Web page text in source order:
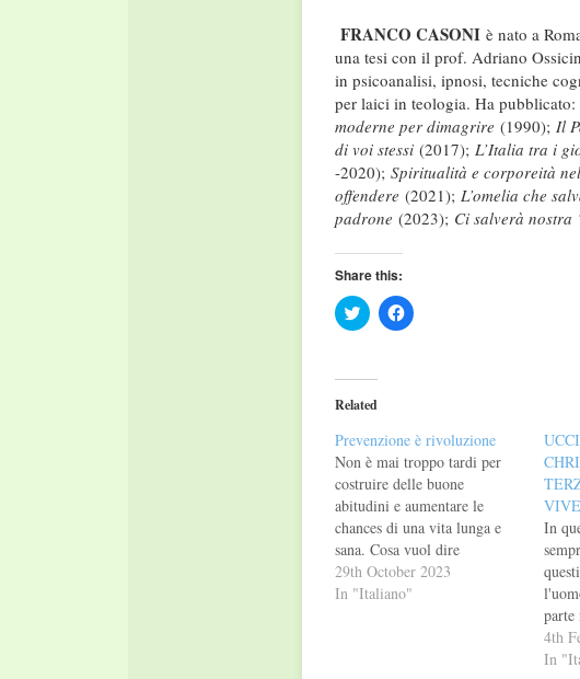
FRANCO CASONI è nato a
una tesi con il prof. Adriano
in psicoanalisi, ipnosi, tecniche
per laici in teologia. Ha pubblicato:
moderne per dimagrire (1990); Il
di voi stessi (2017); L’Italia tra i
-2020); Spiritualità e corporeità
offendere (2021); L’omelia che
padrone (2023); Ci salverà nostra
Share this:
Click
to
(Opens
in
new
Click
to
Related
Prevenzione è rivoluzione
Non è mai troppo tardi per
costruire delle buone
abitudini e aumentare le
chances di una vita lunga e
sana. Cosa vuol dire
prevenzione? Vivere più a
lungo e liberi da malattie,
29th October 2023
In "Italiano"
In
parte
sua
4th
In